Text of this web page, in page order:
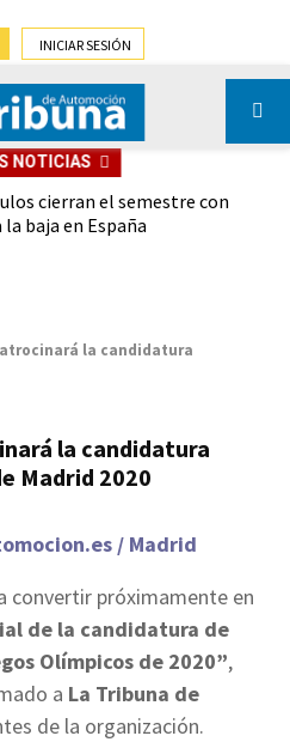
INICIAR SESIÓN
NOTICIAS
cierran el semestre con
baja en España
la candidatura
la candidatura
Madrid 2020
/ Madrid
convertir próximamente en
de la candidatura de
Olímpicos de 2020”,
a La Tribuna de
de la organización.